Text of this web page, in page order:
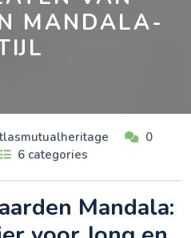
MANDALA-
0
6 categories
Mandala: